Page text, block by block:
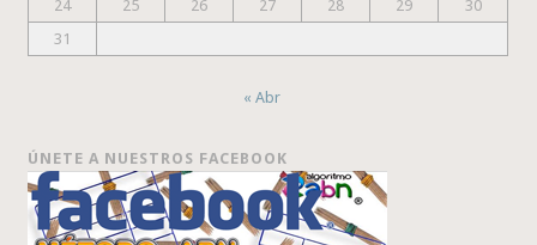
24
25 26 27 28 29
30
31
« Abr
ÚNETE A NUESTROS FACEBOOK